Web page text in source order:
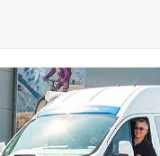
Gepäckträger
MonkeyLoad